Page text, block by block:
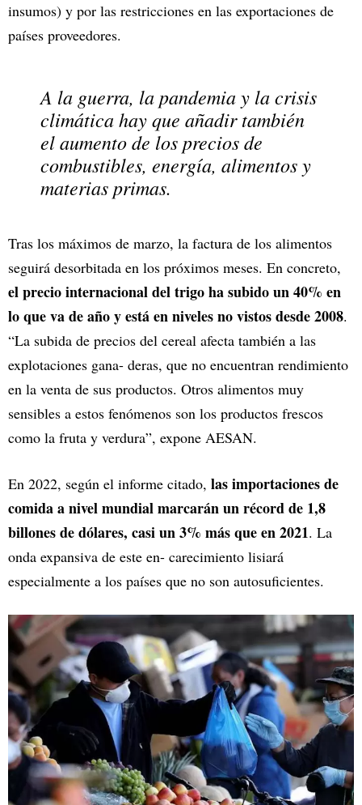
insumos) y por las restricciones en las exportaciones de
países proveedores.
A la guerra, la pandemia y la crisis
climática hay que añadir también
el aumento de los precios de
combustibles, energía, alimentos y
materias primas.
Tras los máximos de marzo, la factura de los alimentos
seguirá desorbitada en los próximos meses. En concreto,
el precio internacional del trigo ha subido un 40% en
lo que va de año y está en niveles no vistos desde 2008.
“La subida de precios del cereal afecta también a las
explotaciones gana- deras, que no encuentran rendimiento
en la venta de sus productos. Otros alimentos muy
sensibles a estos fenómenos son los productos frescos
como la fruta y verdura”, expone AESAN.
En 2022, según el informe citado, las importaciones de
comida a nivel mundial marcarán un récord de 1,8
billones de dólares, casi un 3% más que en 2021. La
onda expansiva de este en- carecimiento lisiará
especialmente a los países que no son autosuficientes.